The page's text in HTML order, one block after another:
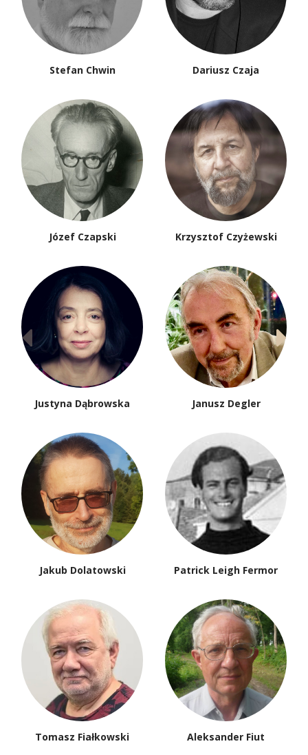
Stefan Chwin Dariusz Czaja
Józef Czapski Krzysztof Czyżewski
Justyna Dąbrowska Janusz Degler
Jakub Dolatowski Patrick Leigh Fermor
Tomasz Fiałkowski Aleksander Fiut